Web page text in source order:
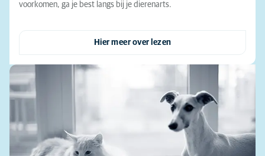
voorkomen, ga je best langs bij je dierenarts.
Hier meer over lezen